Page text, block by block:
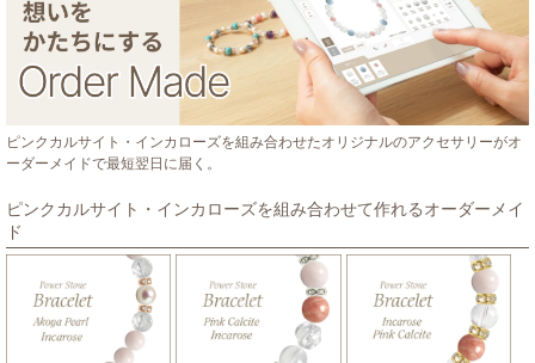
ピンクカルサイト・インカローズを組み合わせたオリジナルのアクセサリーがオ
ーダーメイドで最短翌日に届く。
ピンクカルサイト・インカローズを組み合わせて作れるオーダーメイ
ド